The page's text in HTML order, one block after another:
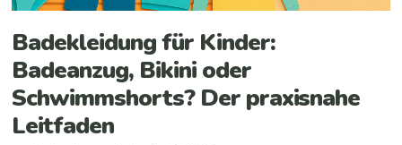
Badekleidung für Kinder:
Badeanzug, Bikini oder
Schwimmshorts? Der praxisnahe
Leitfaden